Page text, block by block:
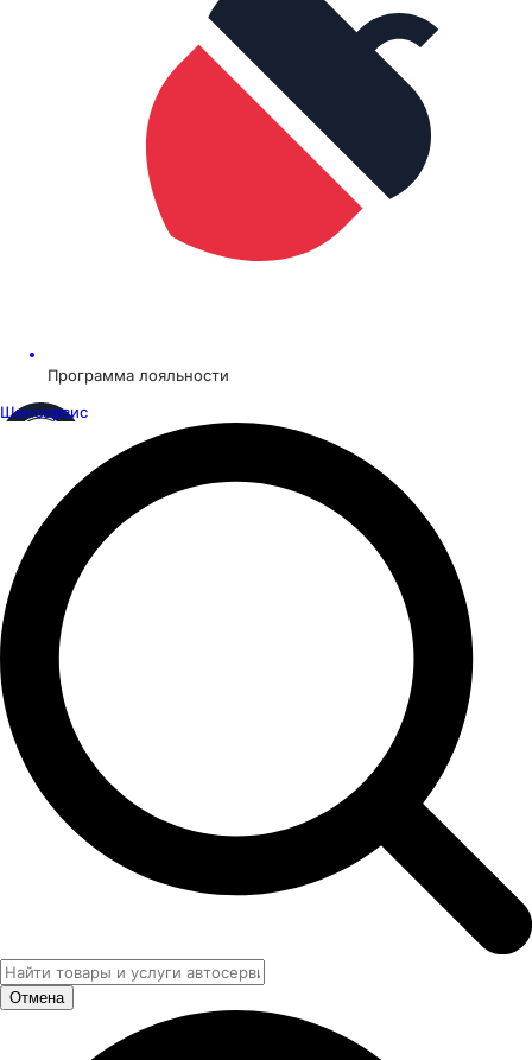
Программа лояльности
Шинсервис
Отмена